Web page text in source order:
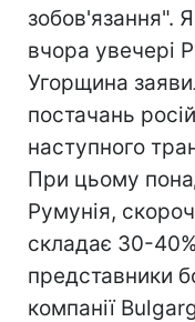
зобов'язання".
вчора увечері
Угорщина
постачань
наступного
При цьому
Румунія,
складає 30-
представники
компанії